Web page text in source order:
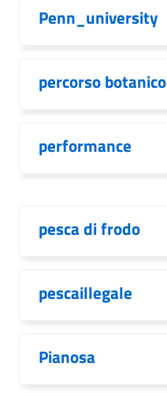
Penn_university
percorso botanico
performance
pesca di frodo
pescaillegale
Pianosa